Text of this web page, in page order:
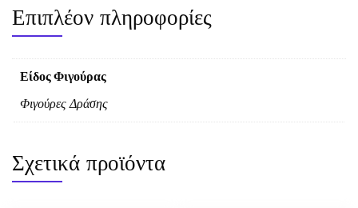
Επιπλέον πληροφορίες
Είδος Φιγούρας
Φιγούρες Δράσης
Σχετικά προϊόντα